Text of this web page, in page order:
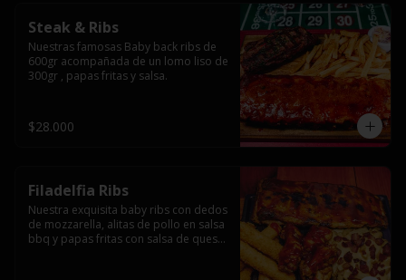
Steak & Ribs
Nuestras famosas Baby back ribs de
600gr acompañada de un lomo liso de
300gr , papas fritas y salsa.
$28.000
Filadelfia Ribs
Nuestra exquisita baby ribs con dedos
de mozzarella, alitas de pollo en salsa
bbq y papas fritas con salsa de queso